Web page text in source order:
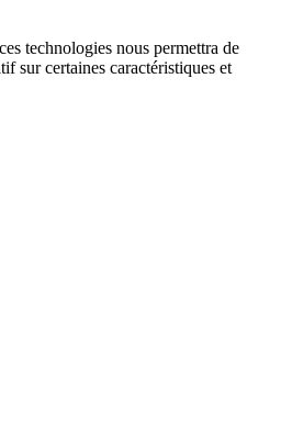
technologies nous permettra de
sur certaines caractéristiques et